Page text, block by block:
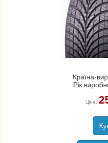
Країна-
Рік
Ціна: